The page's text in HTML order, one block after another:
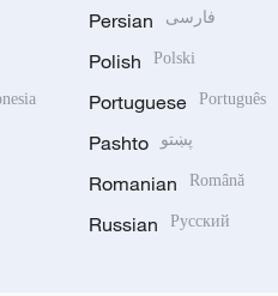
Persian فارسی
Polish Polski
Portuguese Português
Pashto پښتو
Romanian Română
Russian Русский